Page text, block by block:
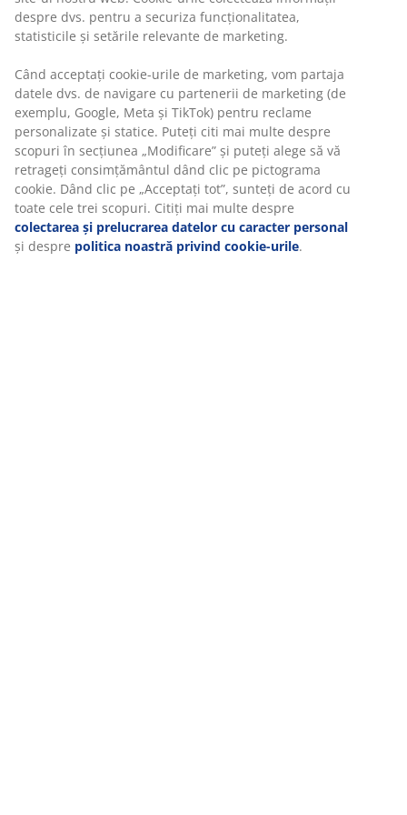
Decorează-ți casa cu plante și flori artificiale
Găsește inspirație și decorează-ți casa cu flori și plante
artificiale, de la buchete colorate la plante verzi tot
timpul anului.
despre dvs. pentru a securiza funcționalitatea,
statisticile și setările relevante de marketing.
Când acceptați cookie-urile de marketing, vom partaja
datele dvs. de navigare cu partenerii de marketing (de
exemplu, Google, Meta și TikTok) pentru reclame
personalizate și statice. Puteți citi mai multe despre
scopuri în secțiunea „Modificare” și puteți alege să vă
retrageți consimțământul dând clic pe pictograma
cookie. Dând clic pe „Acceptați tot”, sunteți de acord cu
toate cele trei scopuri. Citiți mai multe despre
colectarea și prelucrarea datelor cu caracter personal
și despre politica noastră privind cookie-urile.